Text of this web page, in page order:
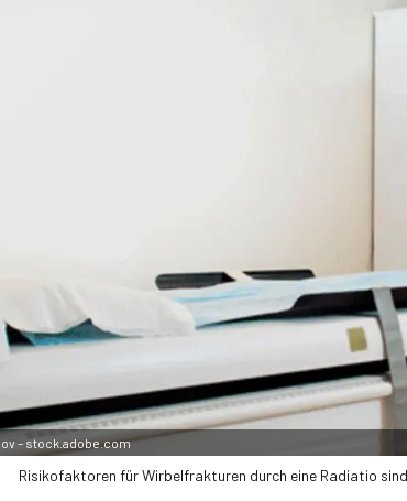
– stock.adobe.com
Risikofaktoren für Wirbelfrakturen durch eine Radiatio